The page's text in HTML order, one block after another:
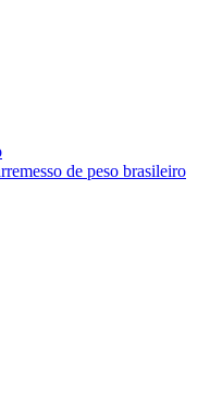
de peso brasileiro